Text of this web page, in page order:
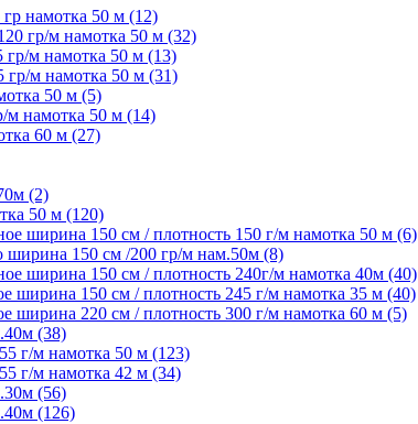
намотка 50 м (12)
гр/м намотка 50 м (32)
м намотка 50 м (13)
м намотка 50 м (31)
50 м (5)
намотка 50 м (14)
60 м (27)
(2)
50 м (120)
ширина 150 см / плотность 150 г/м намотка 50 м (6)
ширина 150 см /200 гр/м нам.50м (8)
ширина 150 см / плотность 240г/м намотка 40м (40)
ширина 150 см / плотность 245 г/м намотка 35 м (40)
ширина 220 см / плотность 300 г/м намотка 60 м (5)
(38)
г/м намотка 50 м (123)
г/м намотка 42 м (34)
(56)
(126)